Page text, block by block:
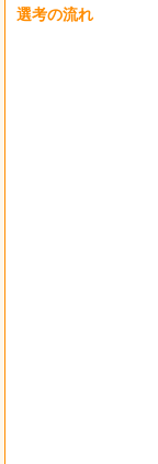
選考の流れ